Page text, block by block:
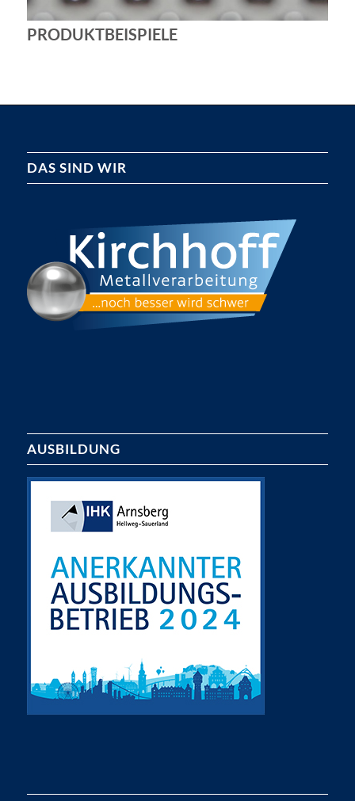
PRODUKTBEISPIELE
DAS SIND WIR
AUSBILDUNG